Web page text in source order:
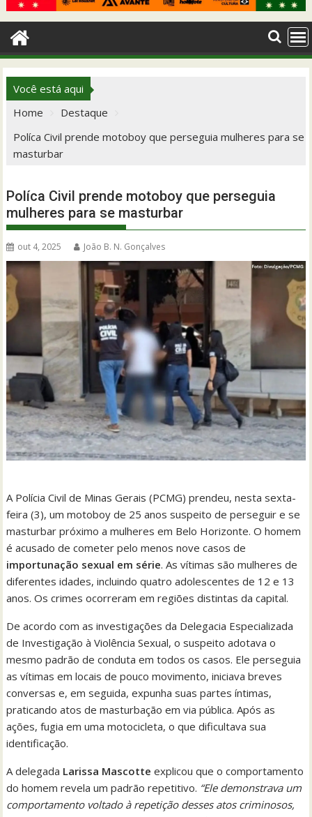
Você está aqui
Home
Destaque
Políca Civil prende motoboy que perseguia mulheres para se
masturbar
Políca Civil prende motoboy que perseguia
mulheres para se masturbar
out 4, 2025 João B. N. Gonçalves
A Polícia Civil de Minas Gerais (PCMG) prendeu, nesta sexta-
feira (3), um motoboy de 25 anos suspeito de perseguir e se
masturbar próximo a mulheres em Belo Horizonte. O homem
é acusado de cometer pelo menos nove casos de
importunação sexual em série. As vítimas são mulheres de
diferentes idades, incluindo quatro adolescentes de 12 e 13
anos. Os crimes ocorreram em regiões distintas da capital.
De acordo com as investigações da Delegacia Especializada
de Investigação à Violência Sexual, o suspeito adotava o
mesmo padrão de conduta em todos os casos. Ele perseguia
as vítimas em locais de pouco movimento, iniciava breves
conversas e, em seguida, expunha suas partes íntimas,
praticando atos de masturbação em via pública. Após as
ações, fugia em uma motocicleta, o que dificultava sua
identificação.
A delegada Larissa Mascotte explicou que o comportamento
do homem revela um padrão repetitivo. “Ele demonstrava um
comportamento voltado à repetição desses atos criminosos,